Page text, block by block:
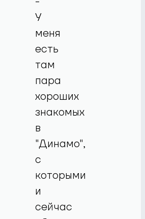
У
меня
есть
там
пара
хороших
знакомых
в
"Динамо",
с
которыми
и
сейчас